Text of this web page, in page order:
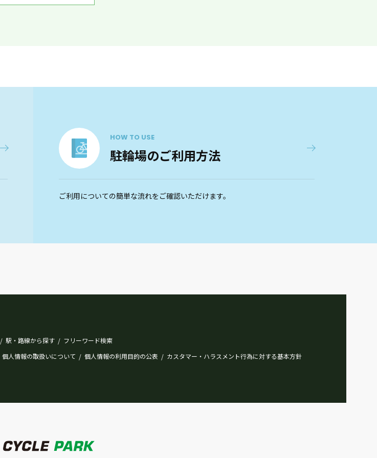
9 桜街道駅第１公共
最寄駅 多摩モノレール 桜街道
最寄駅 多摩モノレール 桜街道
最寄駅 多摩モノレール 桜街道
玉川上水駅第１公共
HOW TO USE
駐輪場のご利用方法
ご利用についての簡単な流れをご確認いただけます。
/ 駅・路線から探す / フリーワード検索
個人情報の取扱いについて / 個人情報の利用目的の公表 / カスタマー・ハラスメント行為に対する基本方針